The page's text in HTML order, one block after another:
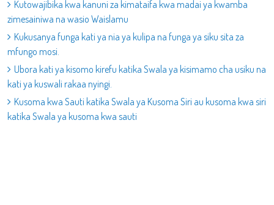
Kutowajibika kwa kanuni za kimataifa kwa madai ya kwamba
zimesainiwa na wasio Waislamu
Kukusanya funga kati ya nia ya kulipa na funga ya siku sita za
mfungo mosi.
Ubora kati ya kisomo kirefu katika Swala ya kisimamo cha usiku na
kati ya kuswali rakaa nyingi.
Kusoma kwa Sauti katika Swala ya Kusoma Siri au kusoma kwa siri
katika Swala ya kusoma kwa sauti